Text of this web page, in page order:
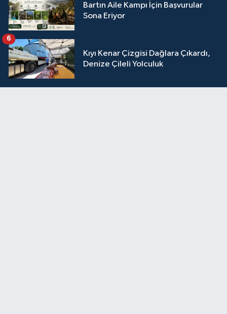
Bartın Aile Kampı İçin Başvurular
Sona Eriyor
Kıyı Kenar Çizgisi Dağlara Çıkardı,
Denize Çileli Yolculuk
6